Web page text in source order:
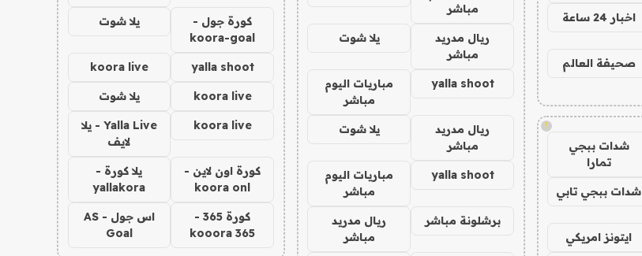
اخبار 24 ساعة
صحيفة العالم
!
شدات ببجي
تمارا
شدات ببجي تابي
ايتونز امريكي
مباشر
ريال مدريد
مباشر
يلا شوت
yalla shoot
مباريات اليوم
مباشر
ريال مدريد
مباشر
يلا شوت
yalla shoot
مباريات اليوم
مباشر
برشلونة مباشر
ريال مدريد
مباشر
كورة جول -
koora-goal
يلا شوت
yalla shoot
koora live
koora live يلا شوت
koora live
Yalla Live - يلا
لايف
كورة اون لاين -
koora onl
يلا كورة -
yallakora
كورة 365 -
kooora 365
اس جول - AS
Goal